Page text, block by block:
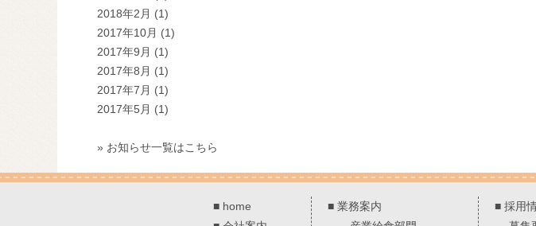
2018年2月 (1)
2017年10月 (1)
2017年9月 (1)
2017年8月 (1)
2017年7月 (1)
2017年5月 (1)
» お知らせ一覧はこちら
■ home
■ 業務案内
■ 採用